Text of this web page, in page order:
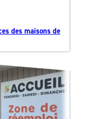
des maisons de